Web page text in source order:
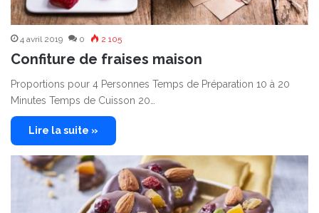
4 avril 2019 0 2 105
Confiture de fraises maison
Proportions pour 4 Personnes Temps de Préparation 10 à 20
Minutes Temps de Cuisson 20…
Lire la suite »